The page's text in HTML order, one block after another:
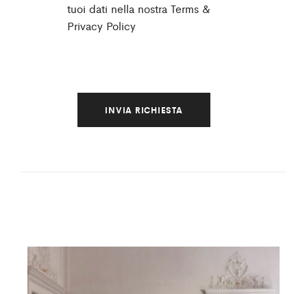
tuoi dati nella nostra Terms &
Privacy Policy